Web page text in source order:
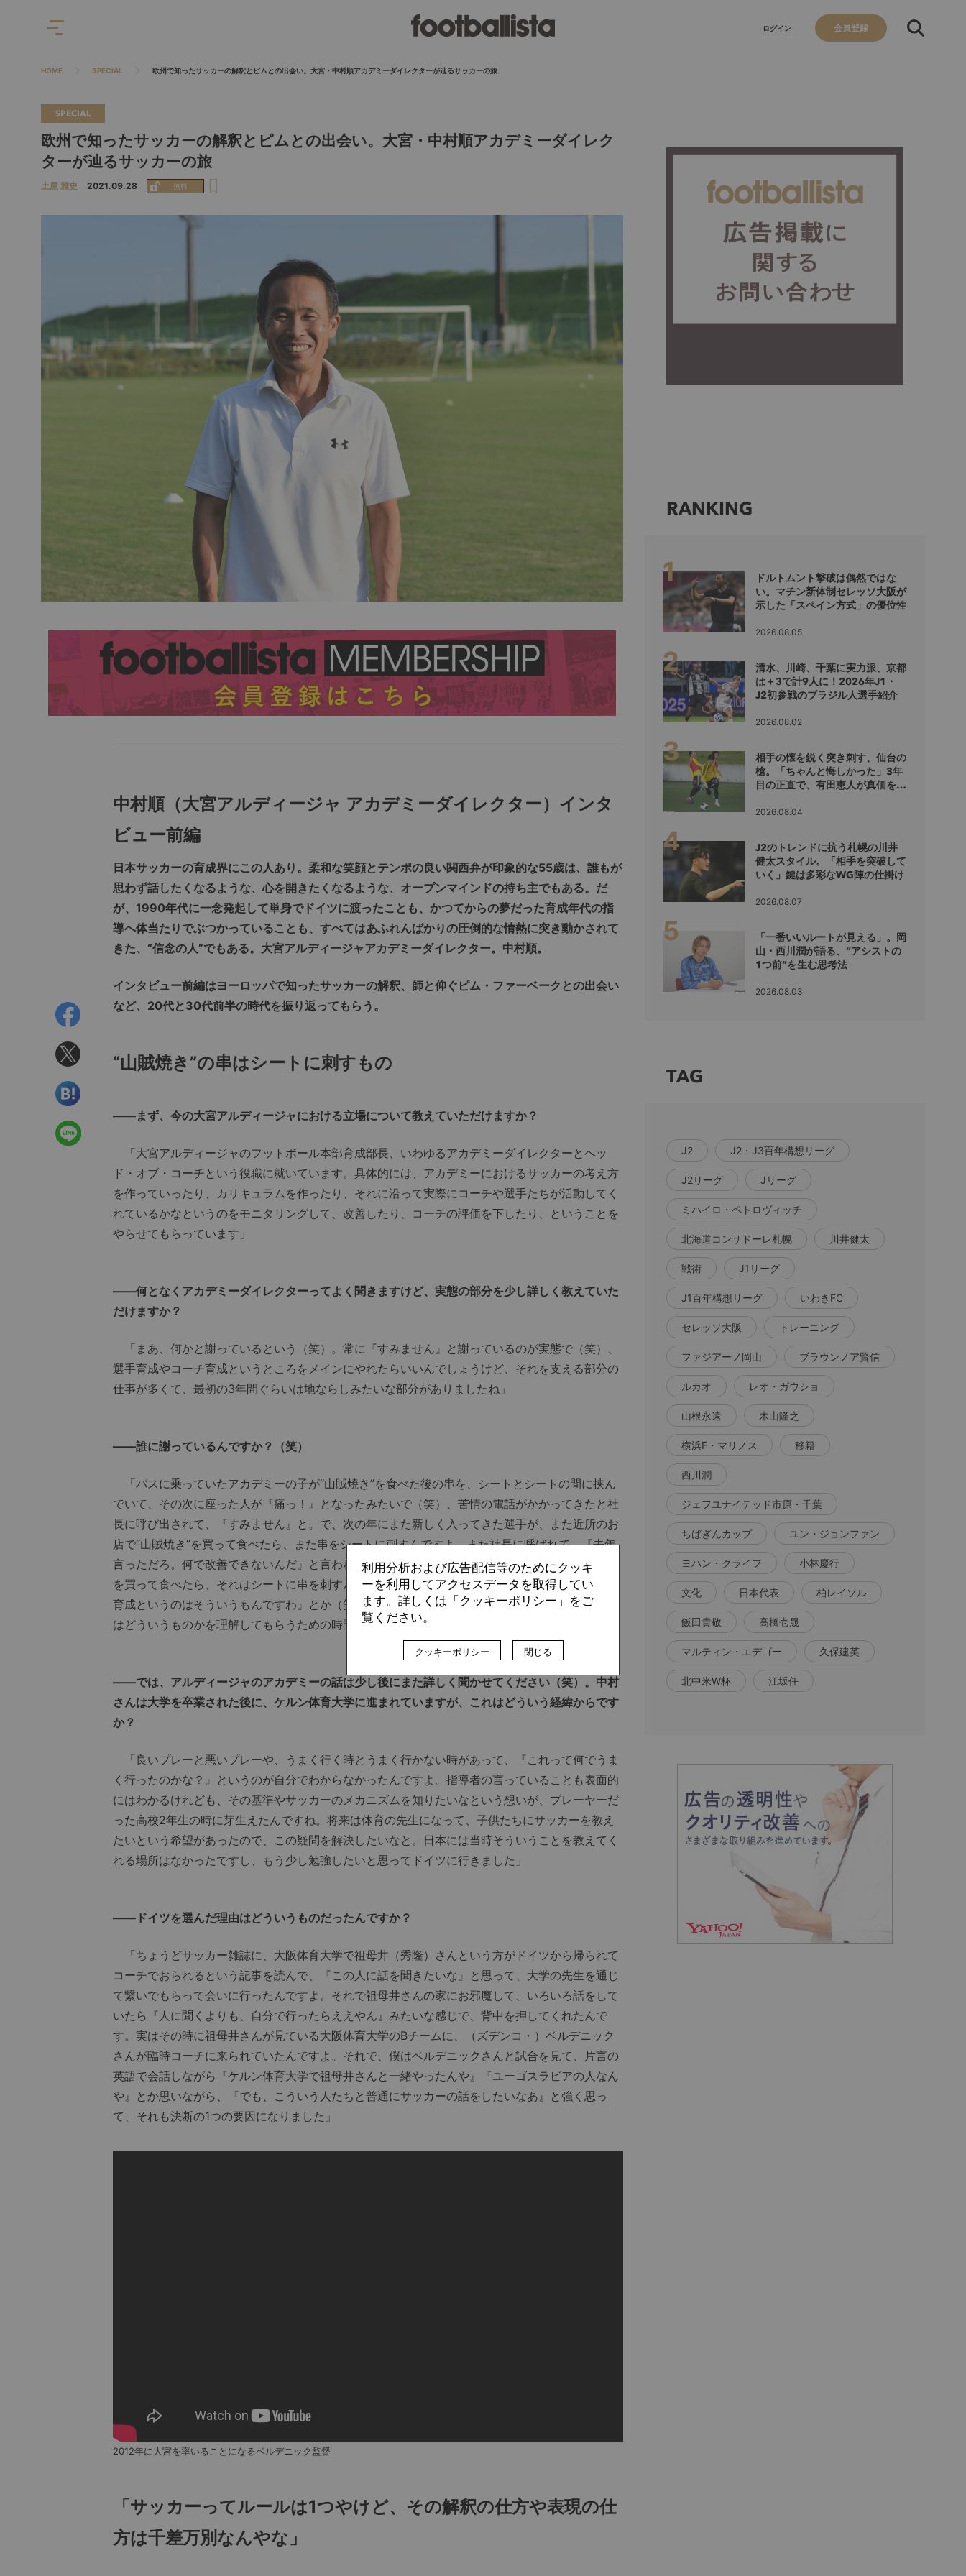
ログイン 会員登録
HOME SPECIAL 欧州で知ったサッカーの解釈とピムとの出会い。大宮・中村順アカデミーダイレクターが辿るサッカーの旅
SPECIAL
欧州で知ったサッカーの解釈とピムとの出会い。大宮・中村順アカデミーダイレク
ターが辿るサッカーの旅
土屋 雅史 2021.09.28
中村順（大宮アルディージャ アカデミーダイレクター）インタ
ビュー前編
日本サッカーの育成界にこの人あり。柔和な笑顔とテンポの良い関西弁が印象的な55歳は、誰もが
思わず話したくなるような、心を開きたくなるような、オープンマインドの持ち主でもある。だ
が、1990年代に一念発起して単身でドイツに渡ったことも、かつてからの夢だった育成年代の指
導へ体当たりでぶつかっていることも、すべてはあふれんばかりの圧倒的な情熱に突き動かされて
きた、“信念の人”でもある。大宮アルディージャアカデミーダイレクター。中村順。
インタビュー前編はヨーロッパで知ったサッカーの解釈、師と仰ぐピム・ファーベークとの出会い
など、20代と30代前半の時代を振り返ってもらう。
“山賊焼き”の串はシートに刺すもの
――まず、今の大宮アルディージャにおける立場について教えていただけますか？
「大宮アルディージャのフットボール本部育成部長、いわゆるアカデミーダイレクターとヘッ
ド・オブ・コーチという役職に就いています。具体的には、アカデミーにおけるサッカーの考え方
を作っていったり、カリキュラムを作ったり、それに沿って実際にコーチや選手たちが活動してく
れているかなというのをモニタリングして、改善したり、コーチの評価を下したり、ということを
やらせてもらっています」
――何となくアカデミーダイレクターってよく聞きますけど、実態の部分を少し詳しく教えていた
だけますか？
「まあ、何かと謝っているという（笑）。常に『すみません』と謝っているのが実態で（笑）、
選手育成やコーチ育成というところをメインにやれたらいいんでしょうけど、それを支える部分の
仕事が多くて、最初の3年間ぐらいは地ならしみたいな部分がありましたね」
――誰に謝っているんですか？（笑）
「バスに乗っていたアカデミーの子が“山賊焼き”を食べた後の串を、シートとシートの間に挟ん
でいて、その次に座った人が『痛っ！』となったみたいで（笑）、苦情の電話がかかってきたと社
長に呼び出されて、『すみません』と。で、次の年にまた新しく入ってきた選手が、また近所のお
店で“山賊焼き”を買って食べたら、また串をシートに刺すんですよ。また社長に呼ばれて、『去年
言っただろ。何で改善できないんだ』と言われたので、『社長。新しい子が入ってきて、山賊焼き
を買って食べたら、それはシートに串を刺すんですよ。毎年、繰り返して言わなあかんのですか。
育成というのはそういうもんですわ』とか（笑）、そうやって会社の理解を深めたり、選手育成と
はどういうものかを理解してもらうための時間が、最初は必要だったかなと思いますね」
――では、アルディージャのアカデミーの話は少し後にまた詳しく聞かせてください（笑）。中村
さんは大学を卒業された後に、ケルン体育大学に進まれていますが、これはどういう経緯からです
か？
「良いプレーと悪いプレーや、うまく行く時とうまく行かない時があって、『これって何でうま
く行ったのかな？』というのが自分でわからなかったんですよ。指導者の言っていることも表面的
にはわかるけれども、その基準やサッカーのメカニズムを知りたいなという想いが、プレーヤーだ
った高校2年生の時に芽生えたんですね。将来は体育の先生になって、子供たちにサッカーを教え
たいという希望があったので、この疑問を解決したいなと。日本には当時そういうことを教えてく
れる場所はなかったですし、もう少し勉強したいと思ってドイツに行きました」
――ドイツを選んだ理由はどういうものだったんですか？
「ちょうどサッカー雑誌に、大阪体育大学で祖母井（秀隆）さんという方がドイツから帰られて
コーチでおられるという記事を読んで、『この人に話を聞きたいな』と思って、大学の先生を通じ
て繋いでもらって会いに行ったんですよ。それで祖母井さんの家にお邪魔して、いろいろ話をして
いたら『人に聞くよりも、自分で行ったらええやん』みたいな感じで、背中を押してくれたんで
す。実はその時に祖母井さんが見ている大阪体育大学のBチームに、（ズデンコ・）ベルデニック
さんが臨時コーチに来られていたんですよ。それで、僕はベルデニックさんと試合を見て、片言の
英語で会話しながら『ケルン体育大学で祖母井さんと一緒やったんや』『ユーゴスラビアの人なん
や』とか思いながら、『でも、こういう人たちと普通にサッカーの話をしたいなあ』と強く思っ
て、それも決断の1つの要因になりました」
2012年に大宮を率いることになるベルデニック監督
「サッカーってルールは1つやけど、その解釈の仕方や表現の仕
方は千差万別なんやな」
RANKING
ドルトムント撃破は偶然ではな
い。マチン新体制セレッソ大阪が
示した「スペイン方式」の優位性
2026.08.05
清水、川崎、千葉に実力派、京都
は＋3で計9人に！2026年J1・
J2初参戦のブラジル人選手紹介
2026.08.02
相手の懐を鋭く突き刺す、仙台の
槍。「ちゃんと悔しかった」3年
目の正直で、有田恵人が真価を示
2026.08.04
J2のトレンドに抗う札幌の川井
健太スタイル。「相手を突破して
いく」鍵は多彩なWG陣の仕掛け
2026.08.07
「一番いいルートが見える」。岡
山・西川潤が語る、“アシストの
1つ前”を生む思考法
2026.08.03
TAG
J2 J2・J3百年構想リーグ
J2リーグ Jリーグ
ミハイロ・ペトロヴィッチ
北海道コンサドーレ札幌 川井健太
戦術 J1リーグ
J1百年構想リーグ いわきFC
セレッソ大阪 トレーニング
ファジアーノ岡山 ブラウンノア賢信
ルカオ レオ・ガウショ
山根永遠 木山隆之
横浜F・マリノス 移籍
西川潤
ジェフユナイテッド市原・千葉
ちばぎんカップ ユン・ジョンファン
ヨハン・クライフ 小林慶行
文化 日本代表 柏レイソル
飯田貴敬 高橋壱晟
マルティン・エデゴー 久保建英
北中米W杯 江坂任
利用分析および広告配信等のためにクッキ
ーを利用してアクセスデータを取得してい
ます。詳しくは「クッキーポリシー」をご
覧ください。
クッキーポリシー 閉じる